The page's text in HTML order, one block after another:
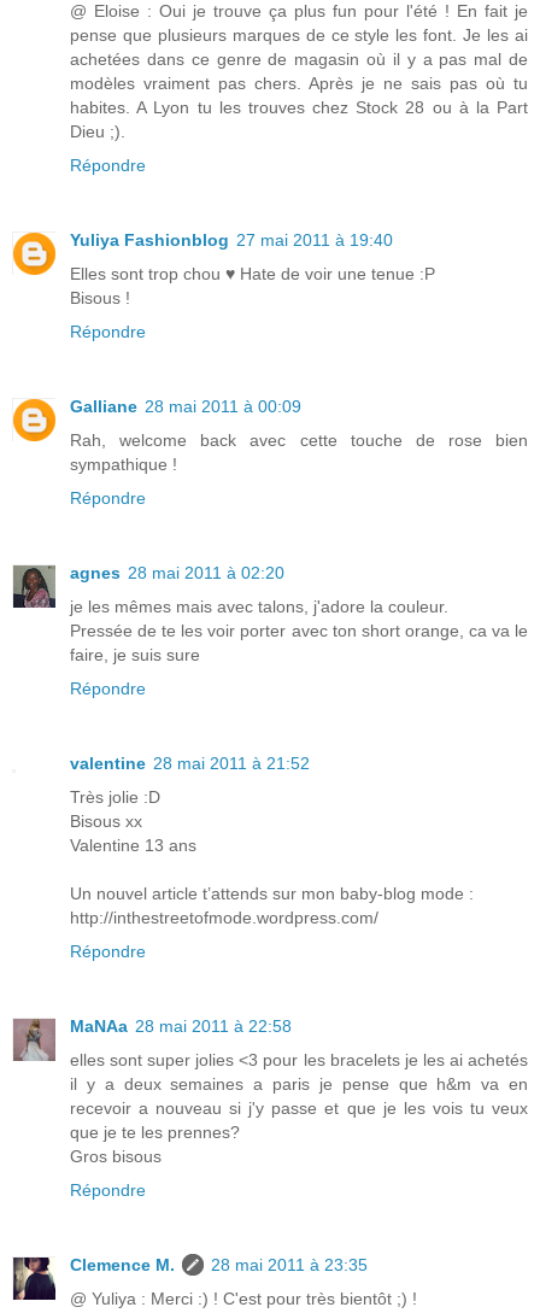
@ Eloise : Oui je trouve ça plus fun pour l'été ! En fait je
pense que plusieurs marques de ce style les font. Je les ai
achetées dans ce genre de magasin où il y a pas mal de
modèles vraiment pas chers. Après je ne sais pas où tu
habites. A Lyon tu les trouves chez Stock 28 ou à la Part
Dieu ;).
Répondre
Yuliya Fashionblog 27 mai 2011 à 19:40
Elles sont trop chou ♥ Hate de voir une tenue :P
Bisous !
Répondre
Galliane 28 mai 2011 à 00:09
Rah, welcome back avec cette touche de rose bien
sympathique !
Répondre
agnes 28 mai 2011 à 02:20
je les mêmes mais avec talons, j'adore la couleur.
Pressée de te les voir porter avec ton short orange, ca va le
faire, je suis sure
Répondre
valentine 28 mai 2011 à 21:52
Très jolie :D
Bisous xx
Valentine 13 ans
Un nouvel article t’attends sur mon baby-blog mode :
http://inthestreetofmode.wordpress.com/
Répondre
MaNAa 28 mai 2011 à 22:58
elles sont super jolies <3 pour les bracelets je les ai achetés
il y a deux semaines a paris je pense que h&m va en
recevoir a nouveau si j'y passe et que je les vois tu veux
que je te les prennes?
Gros bisous
Répondre
Clemence M.
28 mai 2011 à 23:35
@ Yuliya : Merci :) ! C'est pour très bientôt ;) !